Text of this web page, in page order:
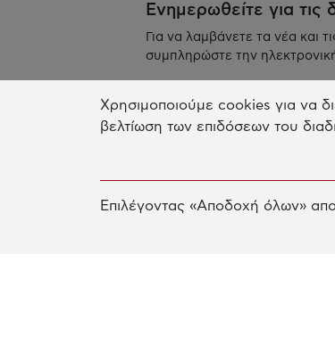
Ενημερωθείτε για τις
Για να λαμβάνετε τα νέα και
συμπληρώστε την
Χρησιμοποιούμε cookies για να
βελτίωση των επιδόσεων του
Επιλέγοντας «Αποδοχή όλων»